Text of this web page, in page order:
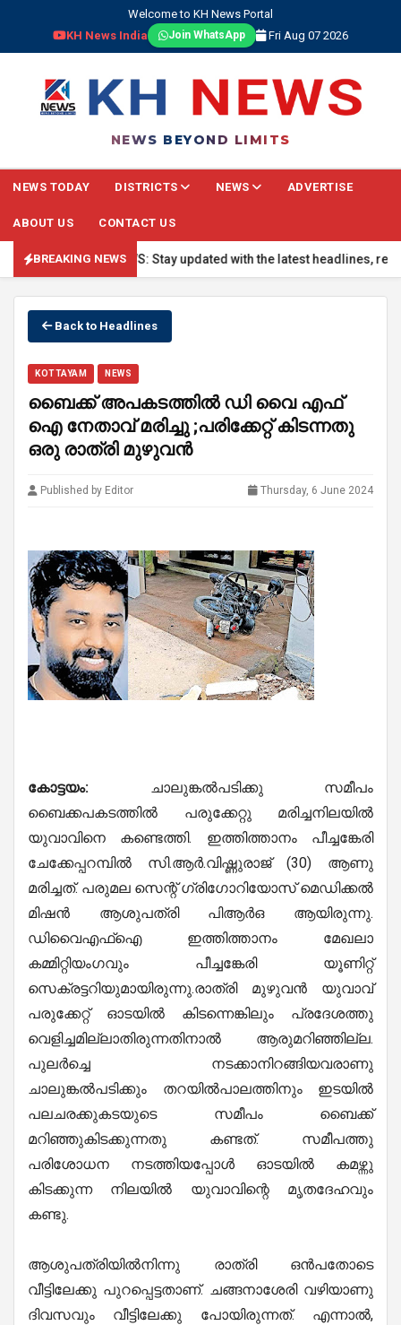
Welcome to KH News Portal
KH News India
Join WhatsApp Fri Aug 07 2026
NEWS BEYOND LIMITS
NEWS TODAY DISTRICTS NEWS ADVERTISE
ABOUT US CONTACT US
BREAKING NEWS
BREAKING NEWS: Stay updated with the latest headlines, real-
Back to Headlines
KOTTAYAM NEWS
ബൈക്ക് അപകടത്തിൽ ഡി വൈ എഫ്
ഐ നേതാവ് മരിച്ചു ;പരിക്കേറ്റ് കിടന്നതു
ഒരു രാത്രി മുഴുവൻ
Published by Editor Thursday, 6 June 2024
കോട്ടയം: ചാലുങ്കൽപടിക്കു സമീപം
ബൈക്കപകടത്തിൽ പരുക്കേറ്റു മരിച്ചനിലയിൽ
യുവാവിനെ കണ്ടെത്തി. ഇത്തിത്താനം പീച്ചങ്കേരി
ചേക്കേപ്പറമ്പിൽ സി.ആർ.വിഷ്ണുരാജ് (30) ആണു
മരിച്ചത്. പരുമല സെന്റ് ഗ്രിഗോറിയോസ് മെഡിക്കൽ
മിഷൻ ആശുപത്രി പിആർഒ ആയിരുന്നു.
ഡിവൈഎഫ്ഐ ഇത്തിത്താനം മേഖലാ
കമ്മിറ്റിയംഗവും പീച്ചങ്കേരി യൂണിറ്റ്
സെക്രട്ടറിയുമായിരുന്നു.രാത്രി മുഴുവൻ യുവാവ്
പരുക്കേറ്റ് ഓടയിൽ കിടന്നെങ്കിലും പ്രദേശത്തു
വെളിച്ചമില്ലാതിരുന്നതിനാൽ ആരുമറിഞ്ഞില്ല.
പുലർച്ചെ നടക്കാനിറങ്ങിയവരാണു
ചാലുങ്കൽപടിക്കും തറയിൽപാലത്തിനും ഇടയിൽ
പലചരക്കുകടയുടെ സമീപം ബൈക്ക്
മറിഞ്ഞുകിടക്കുന്നതു കണ്ടത്. സമീപത്തു
പരിശോധന നടത്തിയപ്പോൾ ഓടയിൽ കമഴ്ന്നു
കിടക്കുന്ന നിലയിൽ യുവാവിന്റെ മൃതദേഹവും
കണ്ടു.
ആശുപത്രിയിൽനിന്നു രാത്രി ഒൻപതോടെ
വീട്ടിലേക്കു പുറപ്പെട്ടതാണ്. ചങ്ങനാശേരി വഴിയാണു
ദിവസവും വീട്ടിലേക്കു പോയിരുന്നത്. എന്നാൽ,